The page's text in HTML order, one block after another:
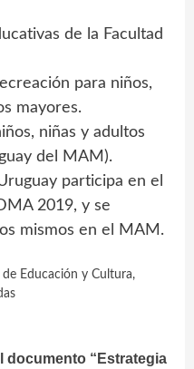
de la Facultad
para niños,
mayores.
niñas y adultos
del MAM).
participa en el
2019, y se
mismos en el MAM.
Educación y Cultura,
documento “Estrategia